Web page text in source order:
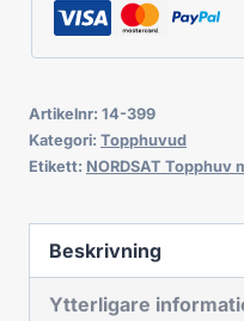
Artikelnr: 14-399
Kategori: Topphuvud
Etikett: NORDSAT Topphuv
Beskrivning
Ytterligare